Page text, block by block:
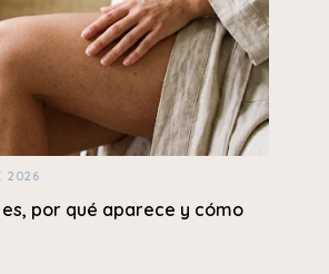
2026
es, por qué aparece y cómo